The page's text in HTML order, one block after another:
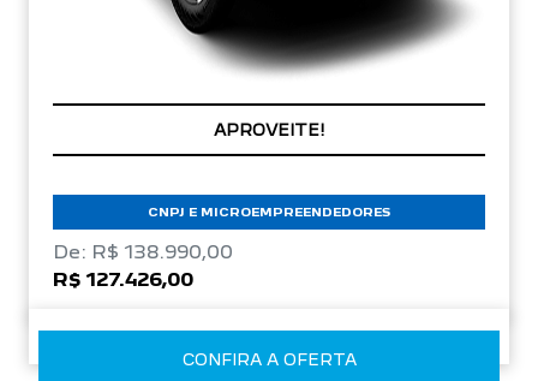
CONDIÇÃO IMPERDÍVEL
CNPJ E MICROEMPREENDEDORES
De: R$ 138.990,00
R$ 127.426,00
CONFIRA A OFERTA